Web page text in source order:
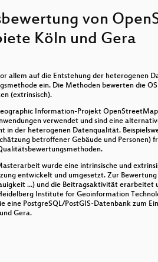
zur Einbindung von
der Cloud: Actinia-
Routing Server
und Vue.js in der Praxis
Rollen verknüpfen mit
deegree 2020 - Neuigkeiten zu
von
Köln und Gera
allem auf die Entstehung der heterogenen
ein. Die Methoden bewerten die
(extrinsisch).
Information-Projekt
verwendet und sind eine
in der heterogenen Datenqualität.
betroffener Gebäude und
wurde eine intrinsische und
entwickelt und umgesetzt. Zur
...) und die Beitragsaktivität
Institute for Geoinformation
eine PostgreSQL/PostGIS-Datenbank zum
Gera.